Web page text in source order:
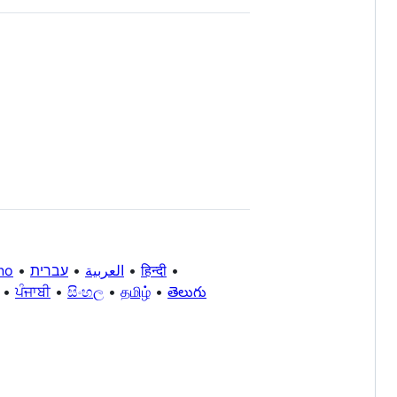
• العربية • עברית •हिन्दी •
•ਪੰਜਾਬੀ• සිංහල • தமிழ் • తెలుగు